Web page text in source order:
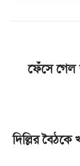
ফেঁসে গেল
দিল্লির